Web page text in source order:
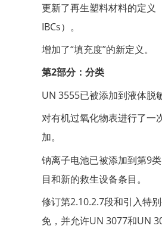
更新了再生塑料材料的定义
IBCs）。
增加了“填充度”的新定义。
第2部分：分类
UN 3555已被添加到液体脱
对有机过氧化物表进行了一
加。
钠离子电池已被添加到第9
目和新的救生设备条目。
修订第2.10.2.7段和引入特
免，并允许UN 3077和UN